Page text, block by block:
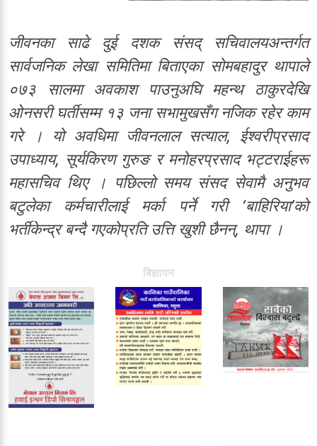
जीवनका साढे दुई दशक संसद् सचिवालयअन्तर्गत
सार्वजनिक लेखा समितिमा बिताएका सोमबहादुर थापाले
०७३ सालमा अवकाश पाउनुअघि महन्थ ठाकुरदेखि
ओनसरी घर्तीसम्म १३ जना सभामुखसँग नजिक रहेर काम
गरे । यो अवधिमा जीवनलाल सत्याल, ईश्वरीप्रसाद
उपाध्याय, सूर्यकिरण गुरुङ र मनोहरप्रसाद भट्टराईहरू
महासचिव थिए । पछिल्लो समय संसद सेवामै अनुभव
बटुलेका कर्मचारीलाई मर्का पर्ने गरी ‘बाहिरिया’को
भर्तीकेन्द्र बन्दै गएकोप्रति उत्ति खुशी छैनन्, थापा ।
बिज्ञापन